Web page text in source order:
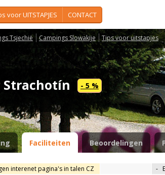
voor UITSTAPJES CONTACT
Tsjechië Campings Slowakije Tips voor uitstapjes
Strachotín - 5 %
Faciliteiten Beoordelingen
interenet pagina's in talen CZ -